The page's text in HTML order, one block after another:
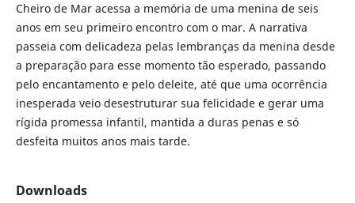
Cheiro de Mar acessa a memória de uma menina de seis
anos em seu primeiro encontro com o mar. A narrativa
passeia com delicadeza pelas lembranças da menina desde
a preparação para esse momento tão esperado, passando
pelo encantamento e pelo deleite, até que uma ocorrência
inesperada veio desestruturar sua felicidade e gerar uma
rígida promessa infantil, mantida a duras penas e só
desfeita muitos anos mais tarde.
Downloads